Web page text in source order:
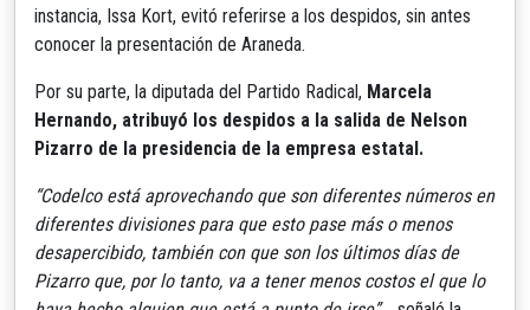
instancia, Issa Kort, evitó referirse a los despidos, sin antes
conocer la presentación de Araneda.
Por su parte, la diputada del Partido Radical, Marcela
Hernando, atribuyó los despidos a la salida de Nelson
Pizarro de la presidencia de la empresa estatal.
“Codelco está aprovechando que son diferentes números en
diferentes divisiones para que esto pase más o menos
desapercibido, también con que son los últimos días de
Pizarro que, por lo tanto, va a tener menos costos el que lo